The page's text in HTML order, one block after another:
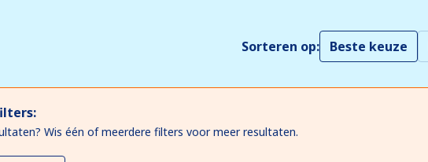
Sorteren op: Beste keuze
Wis één of meerdere filters voor meer resultaten.